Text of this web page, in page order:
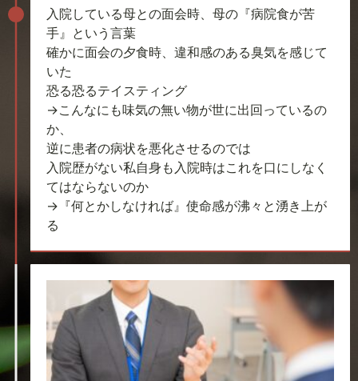
入院している母との面会時、母の『病院食が苦
手』という言葉
確かに面会の夕食時、違和感のある臭気を感じて
いた
恐る恐るテイスティング
→こんなにも味気の無い物が世に出回っているの
か、
逆に患者の病状を悪化させるのでは
入院歴がない私自身も入院時はこれを口にしなく
てはならないのか
→『何とかしなければ』使命感が沸々と湧き上が
る